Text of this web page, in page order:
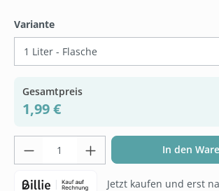
Varianteauswählen
Gesamtpreis
1,99 €
Produkt Anzahl: Gib den
In den
Jetzt kaufen und erst